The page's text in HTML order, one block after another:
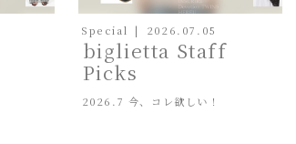
Special 2026.07.05
biglietta Staff
Picks
2026.7 今、コレ欲しい！